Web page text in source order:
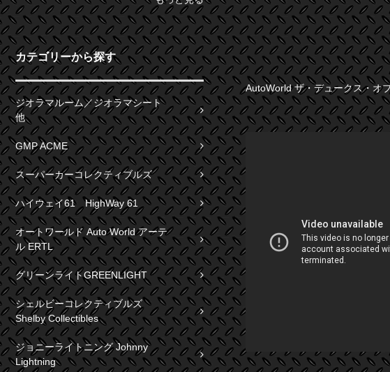
カテゴリーから探す
ジオラマルーム／ジオラマシート
他
GMP ACME
スーパーカーコレクティブルズ
ハイウェイ61 HighWay 61
オートワールド Auto World アーテ
ル ERTL
グリーンライトGREENLIGHT
シェルビーコレクティブルズ
Shelby Collectibles
ジョニーライトニング Johnny
Lightning
AutoWorld ザ・デュークス・オ